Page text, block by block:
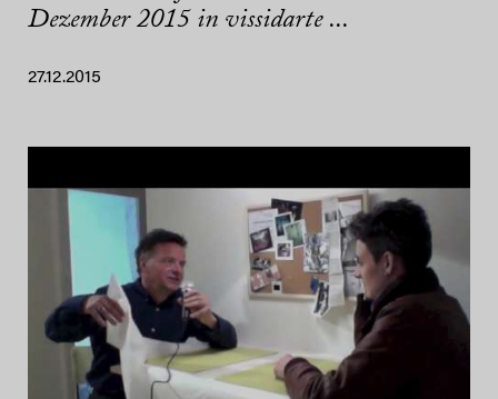
Dezember 2015 in vissidarte ...
27.12.2015